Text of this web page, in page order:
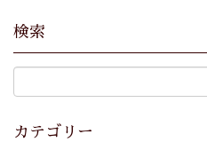
検索
カテゴリー